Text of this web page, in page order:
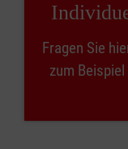
Fragen Sie
zum